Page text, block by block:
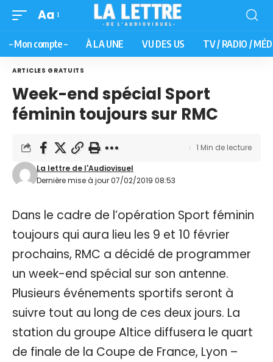
Aa
– Mon compte – À LA UNE VU DES US TV / RADIO /
ARTICLES GRATUITS
Week-end spécial Sport
féminin toujours sur RMC
Dernière mise à jour 07/02/2019 08:53
La lettre de l'Audiovisuel
1 Min de lecture
Dans le cadre de l’opération Sport féminin
toujours qui aura lieu les 9 et 10 février
prochains, RMC a décidé de programmer
un week-end spécial sur son antenne.
Plusieurs événements sportifs seront à
suivre tout au long de ces deux jours. La
station du groupe Altice diffusera le quart
de finale de la Coupe de France, Lyon –